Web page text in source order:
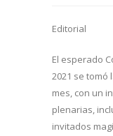
Editorial
El esperado
2021 se tomó
mes, con un
plenarias,
invitados